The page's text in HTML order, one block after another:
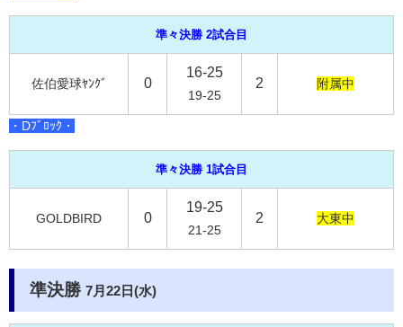
準々決勝 2試合目
佐伯愛球ﾔﾝｸﾞ 0
16-25
19-25
2 附属中
・Dﾌﾞﾛｯｸ・
準々決勝 1試合目
GOLDBIRD 0
19-25
21-25
2 大東中
準決勝 7月22日(水)